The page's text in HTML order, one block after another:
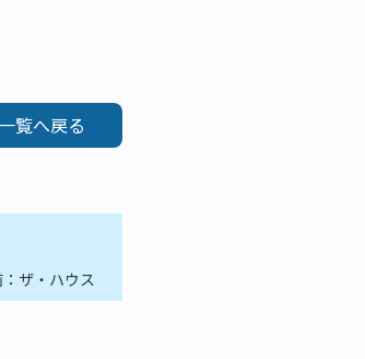
一覧へ戻る
ザ・ハウス